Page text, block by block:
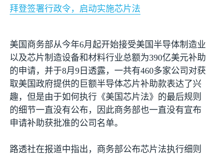
拜登签署行政令，启动实施芯片法
美国商务部从今年6月起开始接受美国半导体制造业
以及芯片制造设备和材料行业总额为390亿美元补助
的申请，并于8月 9 日透露，一共有460多家公司对获
取美国政府提供的巨额半导体芯片补助款表达了兴
趣，但是由于如何执行《美国芯片法》的最后规则
的细节一直没有公布，因此商务部也一直没有宣布
申请补助获批准的公司名单。
路透社在报道中指出，商务部公布芯片法执行细则